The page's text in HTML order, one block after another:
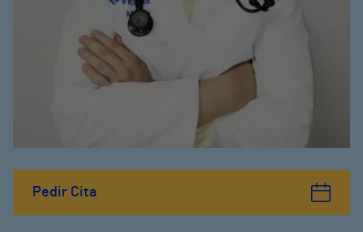
Pedir Cita